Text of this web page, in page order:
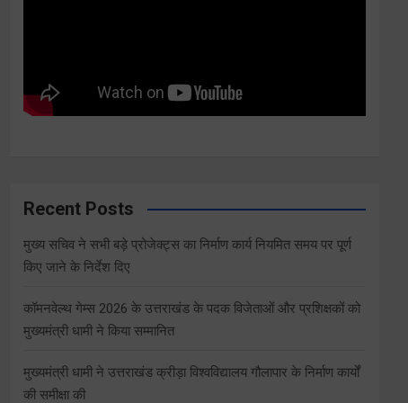
Recent Posts
मुख्य सचिव ने सभी बड़े प्रोजेक्ट्स का निर्माण कार्य नियमित समय पर पूर्ण
किए जाने के निर्देश दिए
कॉमनवेल्थ गेम्स 2026 के उत्तराखंड के पदक विजेताओं और प्रशिक्षकों को
मुख्यमंत्री धामी ने किया सम्मानित
मुख्यमंत्री धामी ने उत्तराखंड क्रीड़ा विश्वविद्यालय गौलापार के निर्माण कार्यों
की समीक्षा की